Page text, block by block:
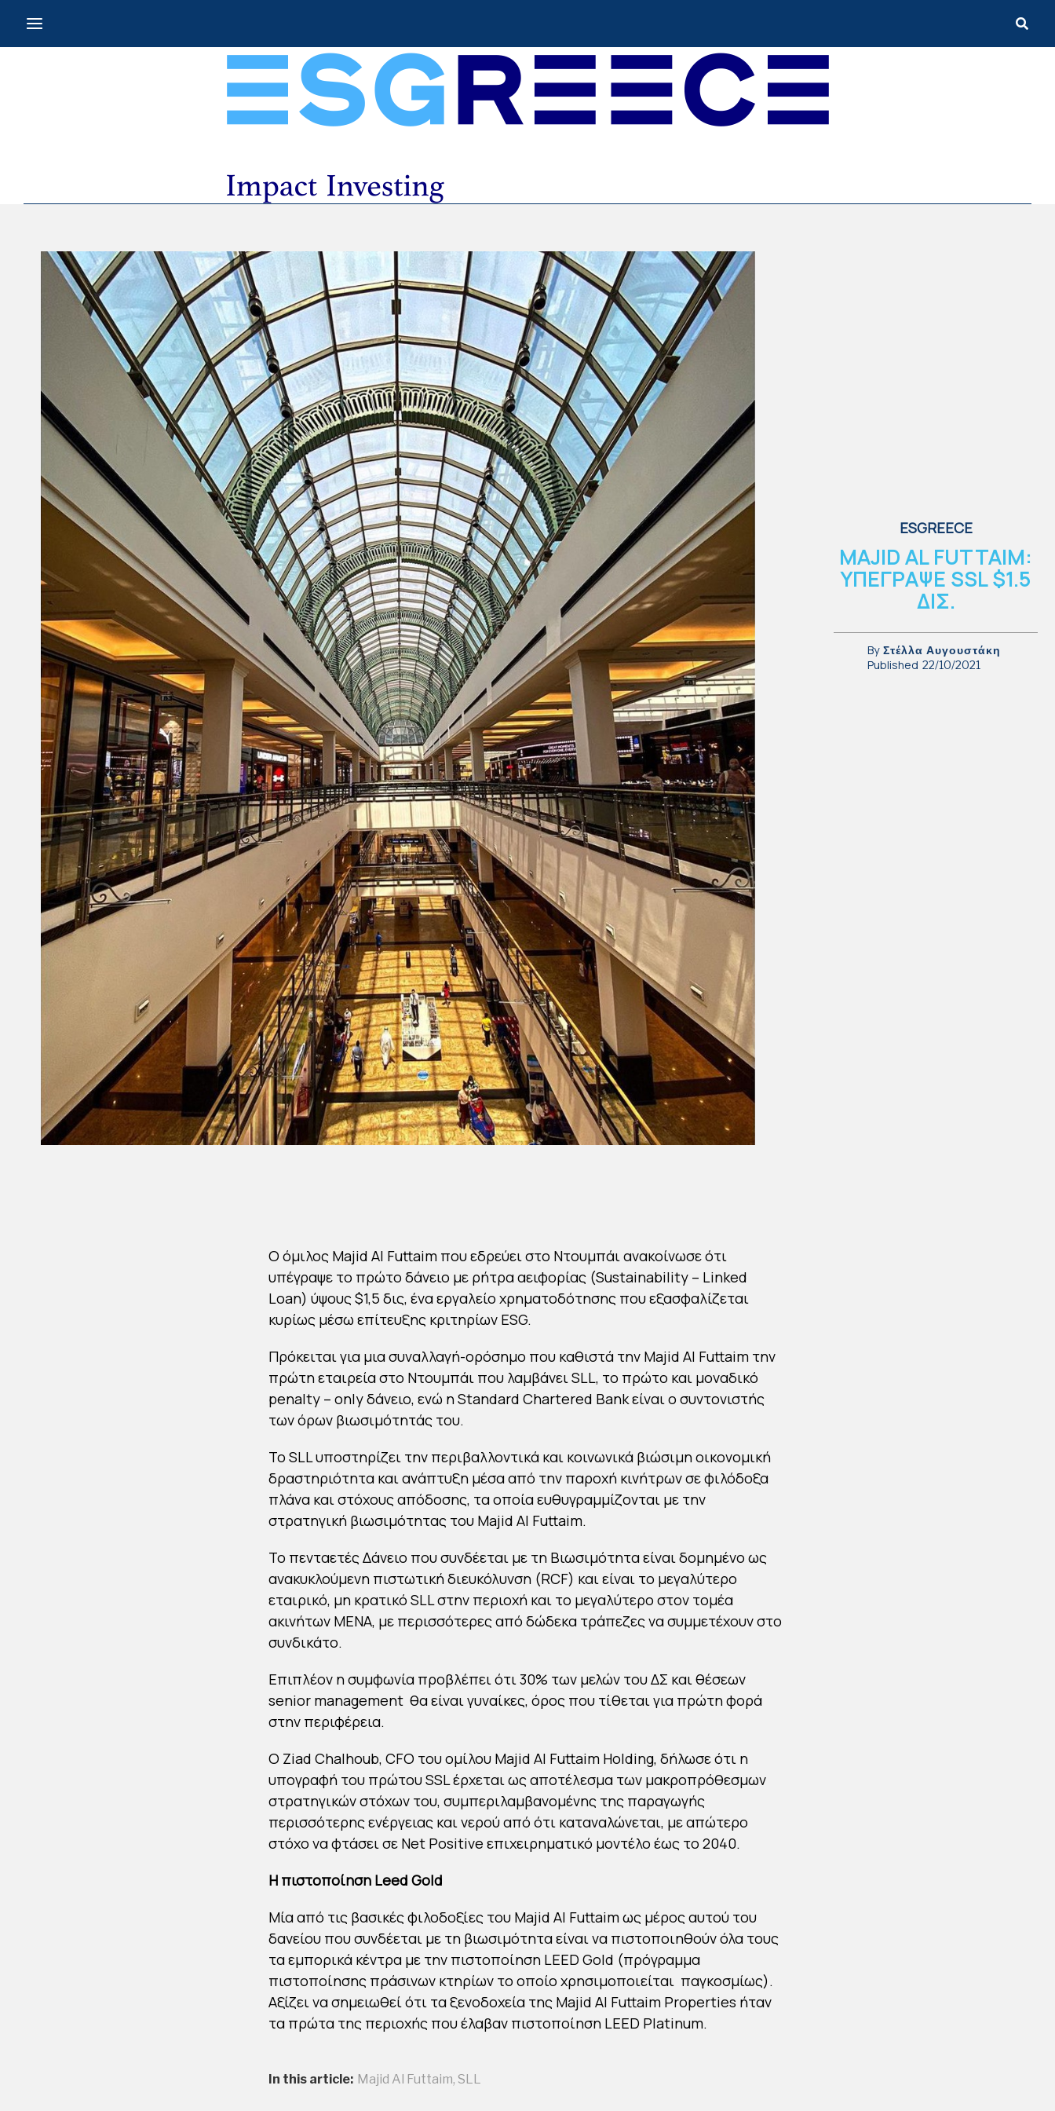
ESGREECE
MAJID AL FUTTAIM:
ΥΠΕΓΡΑΨΕ SSL $1.5
ΔΙΣ.
By Στέλλα Αυγουστάκη
Published 22/10/2021
Ο όμιλος Majid Al Futtaim που εδρεύει στο Ντουμπάι ανακοίνωσε ότι
υπέγραψε το πρώτο δάνειο με ρήτρα αειφορίας (Sustainability – Linked
Loan) ύψους $1,5 δις, ένα εργαλείο χρηματοδότησης που εξασφαλίζεται
κυρίως μέσω επίτευξης κριτηρίων ESG.
Πρόκειται για μια συναλλαγή-ορόσημο που καθιστά την Majid Al Futtaim την
πρώτη εταιρεία στο Ντουμπάι που λαμβάνει SLL, το πρώτο και μοναδικό
penalty – only δάνειο, ενώ η Standard Chartered Bank είναι ο συντονιστής
των όρων βιωσιμότητάς του.
Το SLL υποστηρίζει την περιβαλλοντικά και κοινωνικά βιώσιμη οικονομική
δραστηριότητα και ανάπτυξη μέσα από την παροχή κινήτρων σε φιλόδοξα
πλάνα και στόχους απόδοσης, τα οποία ευθυγραμμίζονται με την
στρατηγική βιωσιμότητας του Majid Al Futtaim.
Το πενταετές Δάνειο που συνδέεται με τη Βιωσιμότητα είναι δομημένο ως
ανακυκλούμενη πιστωτική διευκόλυνση (RCF) και είναι το μεγαλύτερο
εταιρικό, μη κρατικό SLL στην περιοχή και το μεγαλύτερο στον τομέα
ακινήτων MENA, με περισσότερες από δώδεκα τράπεζες να συμμετέχουν στο
συνδικάτο.
Επιπλέον η συμφωνία προβλέπει ότι 30% των μελών του ΔΣ και θέσεων
senior management θα είναι γυναίκες, όρος που τίθεται για πρώτη φορά
στην περιφέρεια.
Ο Ziad Chalhoub, CFO του ομίλου Majid Al Futtaim Holding, δήλωσε ότι η
υπογραφή του πρώτου SSL έρχεται ως αποτέλεσμα των μακροπρόθεσμων
στρατηγικών στόχων του, συμπεριλαμβανομένης της παραγωγής
περισσότερης ενέργειας και νερού από ότι καταναλώνεται, με απώτερο
στόχο να φτάσει σε Net Positive επιχειρηματικό μοντέλο έως το 2040.
Η πιστοποίηση Leed Gold
Μία από τις βασικές φιλοδοξίες του Majid Al Futtaim ως μέρος αυτού του
δανείου που συνδέεται με τη βιωσιμότητα είναι να πιστοποιηθούν όλα τους
τα εμπορικά κέντρα με την πιστοποίηση LEED Gold (πρόγραμμα
πιστοποίησης πράσινων κτηρίων το οποίο χρησιμοποιείται παγκοσμίως).
Αξίζει να σημειωθεί ότι τα ξενοδοχεία της Majid Al Futtaim Properties ήταν
τα πρώτα της περιοχής που έλαβαν πιστοποίηση LEED Platinum.
In this article: Majid Al Futtaim, SLL